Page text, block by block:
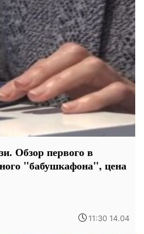
Обзор первого в
"бабушкафона", цена
11:30 14.04